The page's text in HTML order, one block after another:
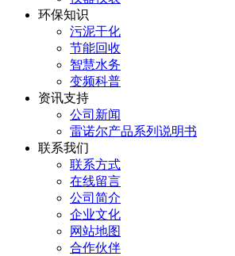
环保知识
污泥干化
节能回收
智慧水务
变频科普
资讯支持
公司新闻
雷诺尔产品系列说明书
联系我们
联系方式
在线留言
公司简介
企业文化
网站地图
合作伙伴